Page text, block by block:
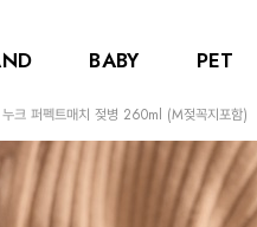
BABY
LIVING
누크
릿첼
BABY
수유용품
위생용품
PET
강아지
주방용품
원예용품
크 퍼펙트매치 젖병 260ml (M젖꼭지포함)